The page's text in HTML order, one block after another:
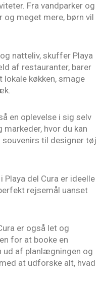
Fra vandparker og
meget mere, børn vil
natteliv, skuffer Playa
af restauranter, barer
lokale køkken, smage
en oplevelse i sig selv
hvor du kan
til designer tøj
del Cura er ideelle
rejsemål uanset
er også let og
for at booke en
ud af planlægningen og
at udforske alt, hvad